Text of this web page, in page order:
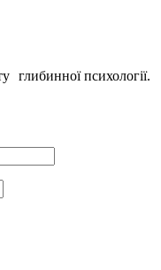
глибинної психології.